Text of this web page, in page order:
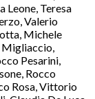
Leone, Teresa
Valerio
Michele
Pesarini,
Rocco
Rosa, Vittorio